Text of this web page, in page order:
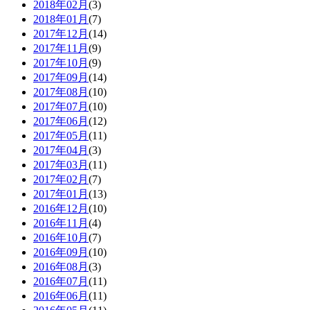
2018年02月 (3)
2018年01月 (7)
2017年12月 (14)
2017年11月 (9)
2017年10月 (9)
2017年09月 (14)
2017年08月 (10)
2017年07月 (10)
2017年06月 (12)
2017年05月 (11)
2017年04月 (3)
2017年03月 (11)
2017年02月 (7)
2017年01月 (13)
2016年12月 (10)
2016年11月 (4)
2016年10月 (7)
2016年09月 (10)
2016年08月 (3)
2016年07月 (11)
2016年06月 (11)